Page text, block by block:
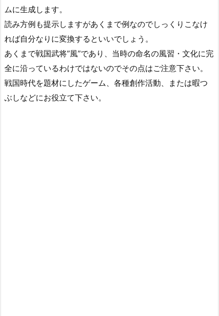
ムに生成します。
読み方例も提示しますがあくまで例なのでしっくりこなけ
れば自分なりに変換するといいでしょう。
あくまで戦国武将”風”であり、当時の命名の風習・文化に完
全に沿っているわけではないのでその点はご注意下さい。
戦国時代を題材にしたゲーム、各種創作活動、または暇つ
ぶしなどにお役立て下さい。